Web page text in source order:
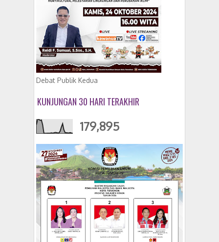
Debat Publik Kedua
KUNJUNGAN 30 HARI TERAKHIR
179,895